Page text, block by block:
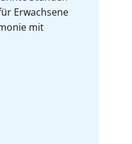
Erwachsene
mit